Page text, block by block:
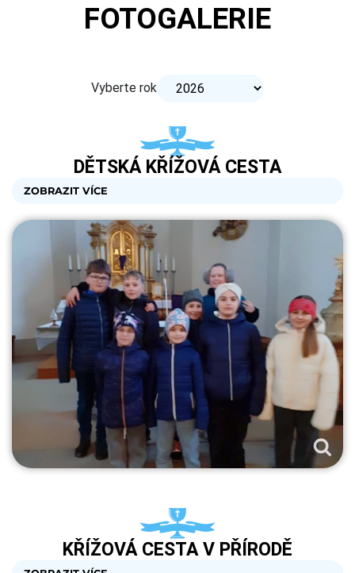
FOTOGALERIE
Vyberte rok
DĚTSKÁ KŘÍŽOVÁ CESTA
ZOBRAZIT VÍCE
KŘÍŽOVÁ CESTA V PŘÍRODĚ